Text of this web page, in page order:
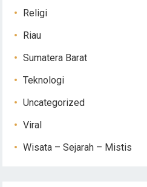
Religi
Riau
Sumatera Barat
Teknologi
Uncategorized
Viral
Wisata – Sejarah – Mistis